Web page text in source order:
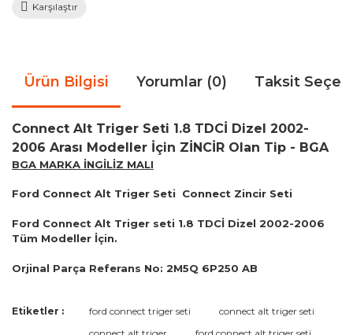
Karşılaştır
Ürün Bilgisi Yorumlar (0) Taksit
Connect Alt Triger Seti 1.8 TDCİ Dizel 2002-
2006 Arası Modeller İçin ZİNCİR Olan Tip - BGA
BGA MARKA İNGİLİZ MALI
Ford Connect Alt Triger Seti Connect Zincir Seti
Ford Connect Alt Triger seti 1.8 TDCİ Dizel 2002-2006
Tüm Modeller İçin.
Orjinal Parça Referans No: 2M5Q 6P250 AB
Bu ürüne ilk yorumu siz yapın!
Bu ürünün fiyat bilgisi, resim, ürün açıklamalarında ve diğer
Etiketler : ford connect triger seti
connect alt triger seti